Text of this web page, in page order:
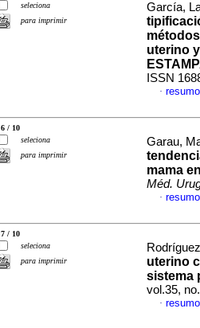
seleciona
para imprimir
García,
uterino
ISSN
·
6 / 10
seleciona
para imprimir
Garau,
mama
Méd.
·
7 / 10
seleciona
para imprimir
uterino
sistema
vol.35,
·